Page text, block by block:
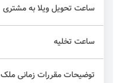
ساعت تحویل ویلا به مشتری
ساعت تخلیه
توضیحات مقررات زمانی ملک